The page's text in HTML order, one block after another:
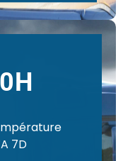
7D